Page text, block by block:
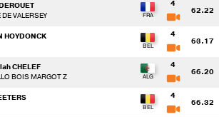
VALERSEY
4
62.22
HOYDONCK
4
63.17
CHELEF
BOIS MARGOT Z
4
66.20
4
66.32